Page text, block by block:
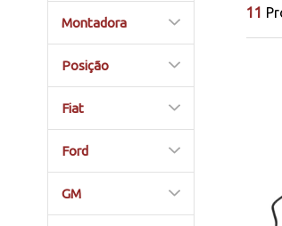
Montadora
Posição
Fiat
Ford
GM
11